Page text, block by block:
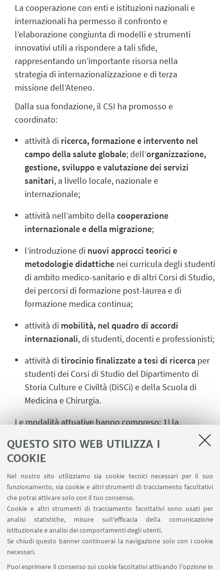
QUESTO SITO WEB UTILIZZA I
COOKIE
Nel nostro sito utilizziamo sia cookie tecnici necessari per il suo
funzionamento, sia cookie e altri strumenti di tracciamento facoltativi
che potrai attivare solo con il tuo consenso.
Cookie e altri strumenti di tracciamento facoltativi sono usati per
analisi statistiche, misure sull'efficacia della comunicazione
istituzionale e analisi dei comportamenti degli utenti.
Se chiudi questo banner continuerai la navigazione solo con i cookie
necessari.
Puoi esprimere il consenso sui cookie facoltativi attivando l'opzione in
La cooperazione con enti e istituzioni nazionali e
internazionali ha permesso il confronto e
l’elaborazione congiunta di modelli e strumenti
innovativi utili a rispondere a tali sfide,
rappresentando un’importante risorsa nella
strategia di internazionalizzazione e di terza
missione dell’Ateneo.
Dalla sua fondazione, il CSI ha promosso e
coordinato:
attività di ricerca, formazione e intervento nel
campo della salute globale; dell’organizzazione,
gestione, sviluppo e valutazione dei servizi
sanitari, a livello locale, nazionale e
internazionale;
attività nell’ambito della cooperazione
internazionale e della migrazione;
l’introduzione di nuovi approcci teorici e
metodologie didattiche nei curricula degli studenti
di ambito medico-sanitario e di altri Corsi di Studio,
dei percorsi di formazione post-laurea e di
formazione medica continua;
attività di mobilità, nel quadro di accordi
internazionali, di studenti, docenti e professionisti;
attività ditirocinio finalizzate a tesi di ricerca per
studenti dei Corsi di Studio del Dipartimento di
Storia Culture e Civiltà (DiSCi) e della Scuola di
Medicina e Chirurgia.
Le modalità attuative hanno compreso: 1) la
ricerca applicata/traslazionale a livello regionale,
nazionale ed europeo/internazionale; 2) il
rafforzamento della collaborazione con le
istituzioni comunali e regionali (Comune di
Bologna, AOU S.Orsola-Malpighi, Agenzia Sociale e
Sanitaria Regionale dell'Emilia-Romagna e AUSL
del territorio); 3) l’ampliamento della rete
internazionale in cui il CSI è inserito, anche tramite
la costituzione del Laboratorio Italo-Brasiliano di